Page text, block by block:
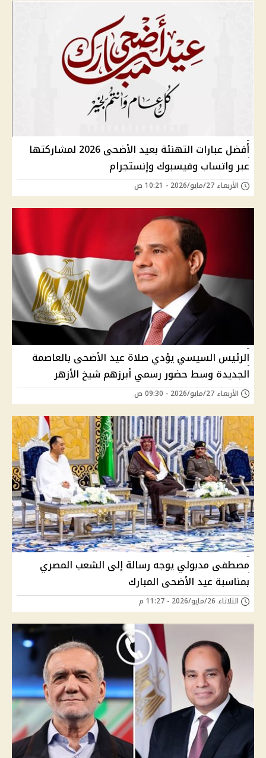
أفضل عبارات التهنئة بعيد الأضحى 2026 لمشاركتها
عبر واتساب وفيسبوك وإنستجرام
الأربعاء 27/مايو/2026 - 10:21 ص
الرئيس السيسي يؤدي صلاة عيد الأضحى بالعاصمة
الجديدة وسط حضور رسمي أبرزهم شيخ الأزهر
الأربعاء 27/مايو/2026 - 09:30 ص
مصطفى مدبولي يوجه رسالة إلى الشعب المصري
بمناسبة عيد الأضحى المبارك
الثلاثاء 26/مايو/2026 - 11:27 م